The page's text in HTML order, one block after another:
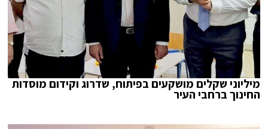
מיליוני שקלים מושקעים בפיתוח, שדרוג וקידום מוסדות
החינוך ברחבי העיר